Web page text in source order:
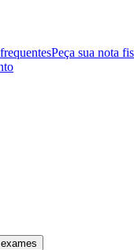
Peça sua nota